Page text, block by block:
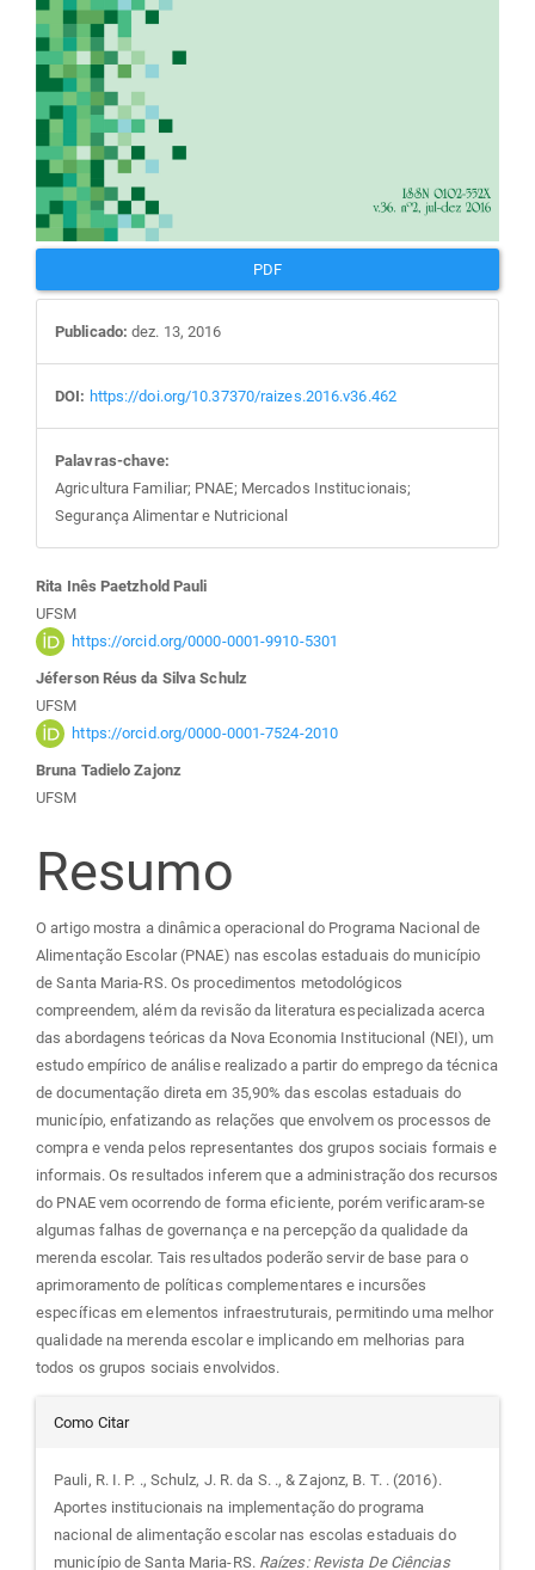
PDF
Publicado: dez. 13, 2016
DOI: https://doi.org/10.37370/raizes.2016.v36.462
Palavras-chave:
Agricultura Familiar; PNAE; Mercados Institucionais;
Segurança Alimentar e Nutricional
Conteúdo
do
artigo
principal
Rita Inês Paetzhold Pauli
UFSM
https://orcid.org/0000-0001-9910-5301
Jéferson Réus da Silva Schulz
UFSM
https://orcid.org/0000-0001-7524-2010
Bruna Tadielo Zajonz
UFSM
Resumo
O artigo mostra a dinâmica operacional do Programa Nacional de
Alimentação Escolar (PNAE) nas escolas estaduais do município
de Santa Maria-RS. Os procedimentos metodológicos
compreendem, além da revisão da literatura especializada acerca
das abordagens teóricas da Nova Economia Institucional (NEI), um
estudo empírico de análise realizado a partir do emprego da técnica
de documentação direta em 35,90% das escolas estaduais do
município, enfatizando as relações que envolvem os processos de
compra e venda pelos representantes dos grupos sociais formais e
informais. Os resultados inferem que a administração dos recursos
do PNAE vem ocorrendo de forma eficiente, porém verificaram-se
algumas falhas de governança e na percepção da qualidade da
merenda escolar. Tais resultados poderão servir de base para o
aprimoramento de políticas complementares e incursões
específicas em elementos infraestruturais, permitindo uma melhor
qualidade na merenda escolar e implicando em melhorias para
todos os grupos sociais envolvidos.
Detalhes
do
artigo
Como Citar
Pauli, R. I. P. ., Schulz, J. R. da S. ., & Zajonz, B. T. . (2016).
Aportes institucionais na implementação do programa
nacional de alimentação escolar nas escolas estaduais do
município de Santa Maria-RS. Raízes: Revista De Ciências